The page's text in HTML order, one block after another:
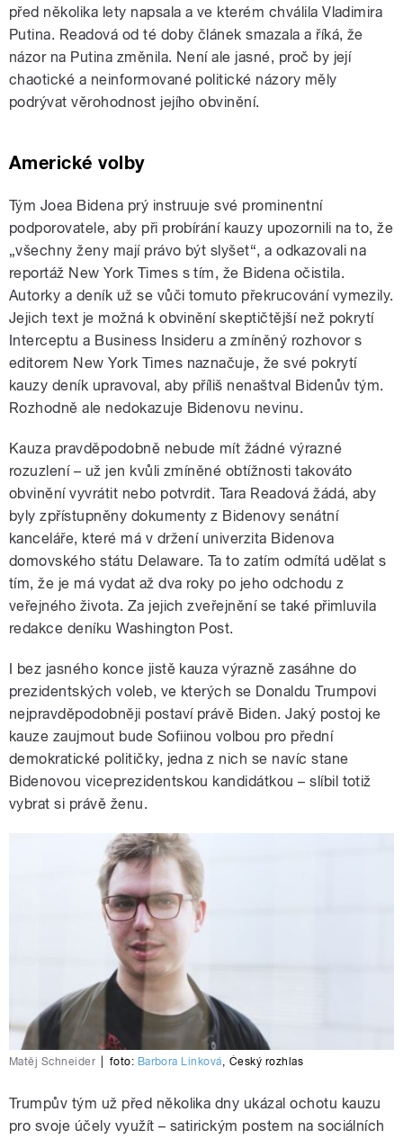
před několika lety napsala a ve kterém chválila Vladimira
Putina. Readová od té doby článek smazala a říká, že
názor na Putina změnila. Není ale jasné, proč by její
chaotické a neinformované politické názory měly
podrývat věrohodnost jejího obvinění.
Americké volby
Tým Joea Bidena prý instruuje své prominentní
podporovatele, aby při probírání kauzy upozornili na to, že
„všechny ženy mají právo být slyšet“, a odkazovali na
reportáž New York Times s tím, že Bidena očistila.
Autorky a deník už se vůči tomuto překrucování vymezily.
Jejich text je možná k obvinění skeptičtější než pokrytí
Interceptu a Business Insideru a zmíněný rozhovor s
editorem New York Times naznačuje, že své pokrytí
kauzy deník upravoval, aby příliš nenaštval Bidenův tým.
Rozhodně ale nedokazuje Bidenovu nevinu.
Kauza pravděpodobně nebude mít žádné výrazné
rozuzlení – už jen kvůli zmíněné obtížnosti takováto
obvinění vyvrátit nebo potvrdit. Tara Readová žádá, aby
byly zpřístupněny dokumenty z Bidenovy senátní
kanceláře, které má v držení univerzita Bidenova
domovského státu Delaware. Ta to zatím odmítá udělat s
tím, že je má vydat až dva roky po jeho odchodu z
veřejného života. Za jejich zveřejnění se také přimluvila
redakce deníku Washington Post.
I bez jasného konce jistě kauza výrazně zasáhne do
prezidentských voleb, ve kterých se Donaldu Trumpovi
nejpravděpodobněji postaví právě Biden. Jaký postoj ke
kauze zaujmout bude Sofiinou volbou pro přední
demokratické političky, jedna z nich se navíc stane
Bidenovou viceprezidentskou kandidátkou – slíbil totiž
vybrat si právě ženu.
Matěj Schneider foto: Barbora Linková, Český rozhlas
Trumpův tým už před několika dny ukázal ochotu kauzu
pro svoje účely využít – satirickým postem na sociálních